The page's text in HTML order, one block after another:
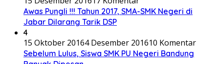
Awas Pungli !!! Tahun 2017, SMA-SMK Negeri di
Jabar Dilarang Tarik DSP
4
15 Oktober 20164 Desember 201610 Komentar
Sebelum Lulus, Siswa SMK PU Negeri Bandung